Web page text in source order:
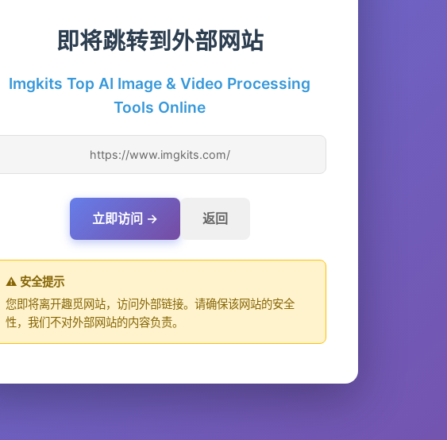
即将跳转到外部网站
Imgkits Top AI Image & Video Processing
Tools Online
https://www.imgkits.com/
立即访问 → 返回
⚠️ 安全提示
您即将离开趣觅网站，访问外部链接。请确保该网站的安全
性，我们不对外部网站的内容负责。